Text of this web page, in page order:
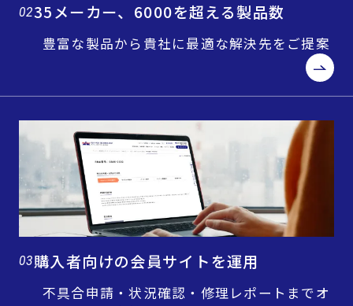
0235メーカー、6000を超える製品数
豊富な製品から貴社に最適な解決先をご提案
03購入者向けの会員サイトを運用
不具合申請・状況確認・修理レポートまでオ